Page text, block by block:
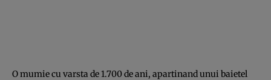
O mumie cu varsta de 1.700 de ani, apartinand unui baietel